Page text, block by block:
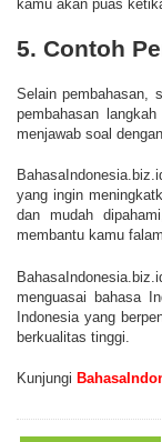
kamu akan puas
5. Contoh
Selain pembahasan,
pembahasan
menjawab soal
yang ingin
dan mudah
membantu kamu
menguasai bahasa
Indonesia yang
berkualitas tinggi.
Kunjungi